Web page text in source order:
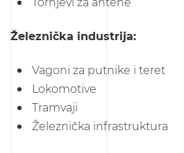
Tornjevi za antene
Železnička industrija:
Vagoni za putnike i teret
Lokomotivе
Tramvaji
Železnička infrastruktura